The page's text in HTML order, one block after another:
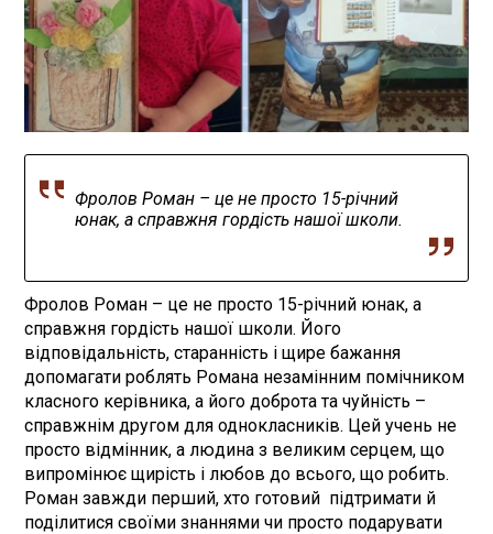
Фролов Роман – це не просто 15-річний
юнак, а справжня гордість нашої школи.
Фролов Роман – це не просто 15-річний юнак, а
справжня гордість нашої школи. Його
відповідальність, старанність і щире бажання
допомагати роблять Романа незамінним помічником
класного керівника, а його доброта та чуйність –
справжнім другом для однокласників. Цей учень не
просто відмінник, а людина з великим серцем, що
випромінює щирість і любов до всього, що робить.
Роман завжди перший, хто готовий підтримати й
поділитися своїми знаннями чи просто подарувати